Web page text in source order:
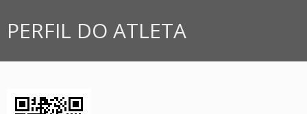
PERFIL DO ATLETA